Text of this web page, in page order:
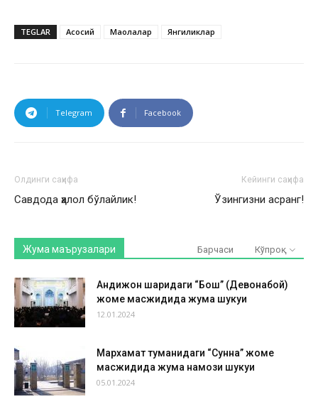
TEGLAR Асосий Мақолалар Янгиликлар
Telegram Facebook
Олдинги саҳифа
Савдода ҳалол бўлайлик!
Кейинги саҳифа
Ўзингизни асранг!
Жума маърузалари Барчаси Кўпроқ
Андижон шаҳридаги “Бош” (Девонабой)
жоме масжидида жума шукуҳи
12.01.2024
Мархамат туманидаги “Сунна” жоме
масжидида жума намози шукуҳи
05.01.2024